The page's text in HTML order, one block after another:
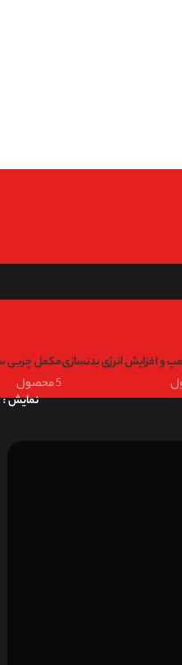
و افزایش انرژی بدنسازیمکمل چربی
5 محصول
نمایش